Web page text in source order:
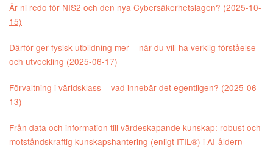
Är ni redo för NIS2 och den nya Cybersäkerhetslagen? (2025-10-
15)
Därför ger fysisk utbildning mer – när du vill ha verklig förståelse
och utveckling (2025-06-17)
Förvaltning i världsklass – vad innebär det egentligen? (2025-06-
13)
Från data och information till värdeskapande kunskap: robust och
motståndskraftig kunskapshantering (enligt ITIL®) i AI-åldern